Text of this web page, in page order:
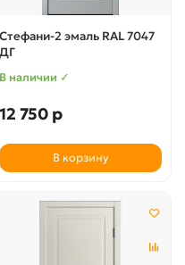
Стефани-2 эмаль RAL 7047
ДГ
В наличии ✓
12 750 р
В корзину